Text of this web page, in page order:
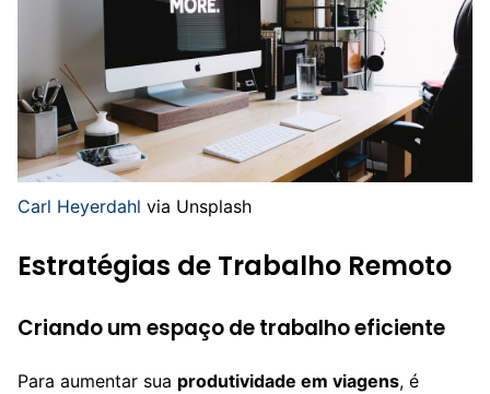
Carl Heyerdahl via Unsplash
Estratégias de Trabalho Remoto
Criando um espaço de trabalho eficiente
Para aumentar sua produtividade em viagens, é